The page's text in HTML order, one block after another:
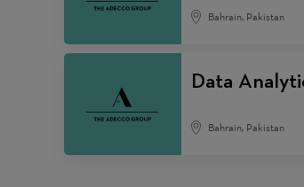
Bahrain, Pakistan
Data
Bahrain, Pakistan